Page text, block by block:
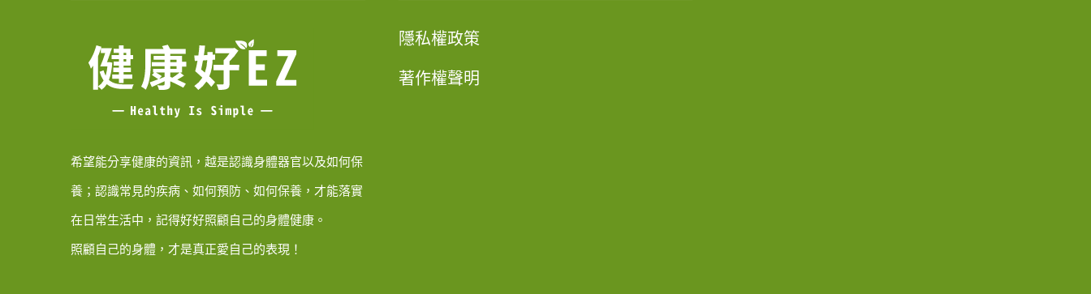
希望能分享健康的資訊，越是認識身體器官以及如何保
養；認識常見的疾病、如何預防、如何保養，才能落實
在日常生活中，記得好好照顧自己的身體健康。
照顧自己的身體，才是真正愛自己的表現！
隱私權政策
著作權聲明